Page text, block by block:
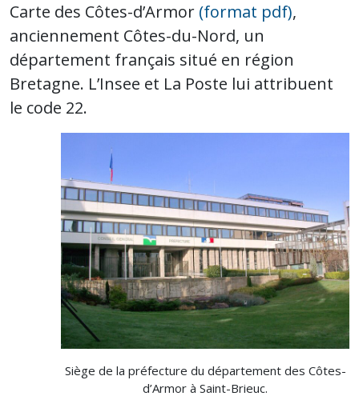
Carte des Côtes-d’Armor (format pdf),
anciennement Côtes-du-Nord, un
département français situé en région
Bretagne. L’Insee et La Poste lui attribuent
le code 22.
Siège de la préfecture du département des Côtes-
d’Armor à Saint-Brieuc.